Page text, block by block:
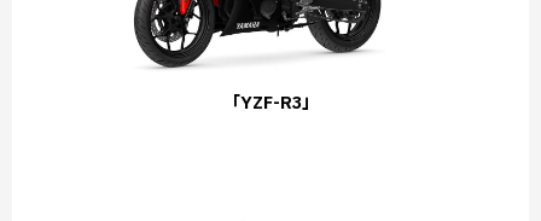
「YZF-R3」